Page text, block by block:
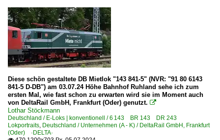
6 112 BR 112.1 DR 212
6 113 BR 113 DB 112 · DB 114 E 10.12
6 114 BR 114.0 ex 112.0
6 139 BR 139 E 40.11
6 140 BR 140 E 40
6 140 BR 140 E 40 Lokportraits
6 142 BR 142 DR 242 E 42
6 143 BR 143 DR 243
6 143 BR 143 DR 243 Private
6 151 BR 151
Diese schön gestaltete DB Mietlok "143 841-5" (NVR: "91 80 6143
841-5 D-DB") am 03.07.24 Höhe Bahnhof Ruhland sehe ich zum
ersten Mal, wie fast schon zu erwarten wird sie im Moment auch
von DeltaRail GmbH, Frankfurt (Oder) genutzt. 
Lothar Stöckmann
Deutschland / E-Loks | konventionell / 6 143 BR 143 DR 243
Lokportraits, Deutschland / Unternehmen (A - K) / DeltaRail GmbH, Frankfurt
(Oder) ·DELTA·